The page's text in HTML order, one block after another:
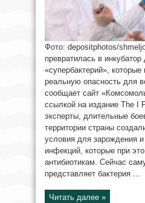
Фото: depositphotos/
превратилась в инкубатор
«супербактерий», которые
реальную опасность для
сообщает сайт
ссылкой на издание The I
эксперты, длительные
территории страны
условия для зарождения
инфекций, которые при
антибиотикам. Сейчас
представляет бактерия ...
Читать далее »